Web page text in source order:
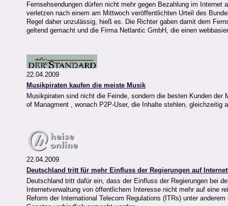
Fernsehsendungen dürfen nicht mehr gegen Bezahlung im
verletzen nach einem am Mittwoch veröffentlichten Urteil des
Regel daher unzulässig, hieß es. Die Richter gaben damit dem
geltend gemacht und die Firma Netlantic GmbH, die einen
22.04.2009
Musikpiraten kaufen die meiste Musik
Musikpiraten sind nicht die Feinde, sondern die besten Kunden
of Managment , wonach P2P-User, die Inhalte stehlen, gleichzeitig
22.04.2009
Deutschland tritt für mehr Einfluss der Regierungen auf
Deutschland tritt dafür ein, dass der Einfluss der Regierungen bei
Internetverwaltung von öffentlichem Interesse nicht mehr auf eine
Reform der International Telecom Regulations (ITRs) unter